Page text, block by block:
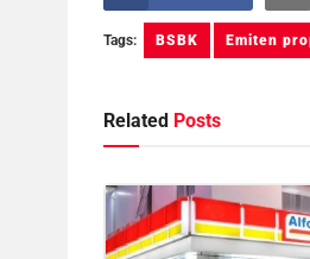
Tags: BSBK Emiten
Related Posts